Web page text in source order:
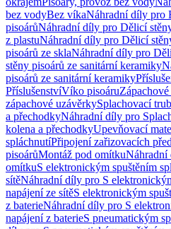
bez vodyBez víkaNáhradní díly pro
pisoárůNáhradní díly pro Dělicí
z plastuNáhradní díly pro Dělicí
pisoárů ze sklaNáhradní díly pro
stěny pisoárů ze sanitární keramiky
pisoárů ze sanitární keramiky
PříslušenstvíVíko pisoáru
zápachové uzávěrkySplachovací
a přechodkyNáhradní díly pro
kolena a přechodkyUpevňovací
spláchnutíPřipojení zařizovacích
pisoárůMontáž pod omítkuNáhradní
omítkuS elektronickým spuštěním
sítěNáhradní díly pro S
napájení ze sítěS elektronickým
z baterieNáhradní díly pro S
napájení z baterieS pneumatickým